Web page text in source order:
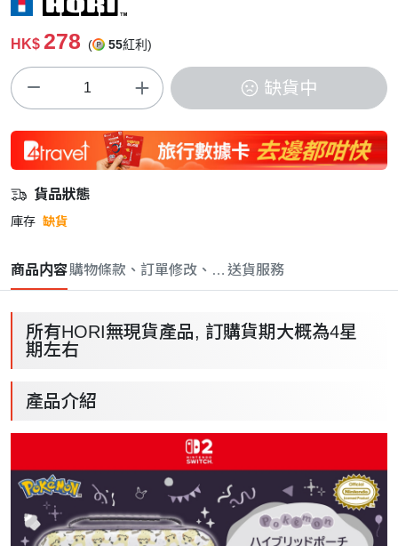
HK$ 278 ( 55紅利)
缺貨中
貨品狀態
庫存 缺貨
商品内容購物條款、訂單修改、取消與退款政策
送貨服務
所有HORI無現貨產品, 訂購貨期大概為4星
期左右
產品介紹